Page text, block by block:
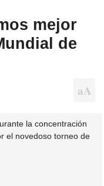
mejor
de
la concentración
el novedoso torneo de